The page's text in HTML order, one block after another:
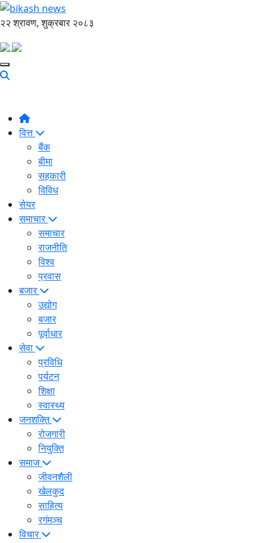
२२ श्रावण, शुक्रबार २०८३
वित्त
बैंक
बीमा
सहकारी
विविध
सेयर
समाचार
समाचार
राजनीति
विश्व
प्रवास
बजार
उद्योग
बजार
पूर्वाधार
सेवा
प्रविधि
पर्यटन
शिक्षा
स्वास्थ्य
जनशक्ति
रोजगारी
नियुक्ति
समाज
जीवनशैली
खेलकुद
साहित्य
रगंमञ्च
विचार